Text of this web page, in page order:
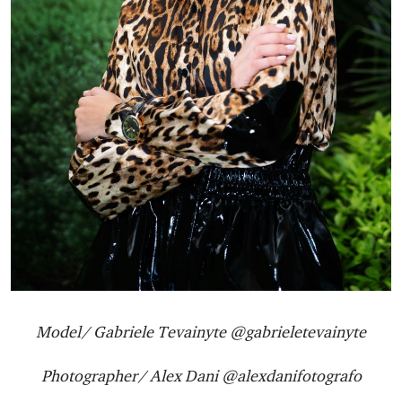
Model/ Gabriele Tevainyte @gabrieletevainyte
Photographer/ Alex Dani @alexdanifotografo